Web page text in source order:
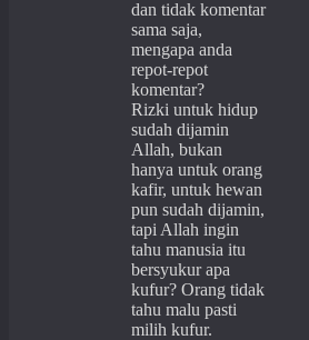
dan tidak komentar
sama saja,
mengapa anda
repot-repot
komentar?
Rizki untuk hidup
sudah dijamin
Allah, bukan
hanya untuk orang
kafir, untuk hewan
pun sudah dijamin,
tapi Allah ingin
tahu manusia itu
bersyukur apa
kufur? Orang tidak
tahu malu pasti
milih kufur.